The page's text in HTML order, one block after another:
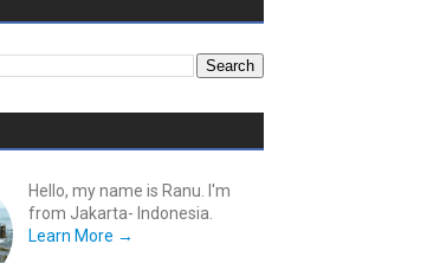
Hello, my name is Ranu. I'm
from Jakarta- Indonesia.
Learn More →